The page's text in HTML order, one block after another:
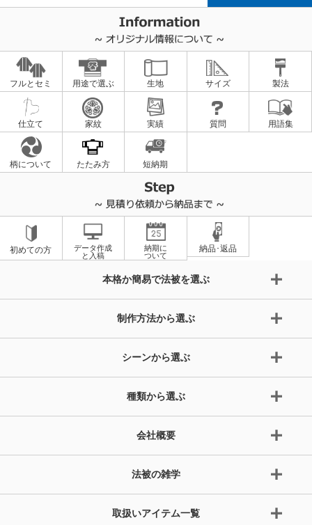
フルとセミ 用途で選ぶ 生地 サイズ 製法
仕立て 家紋 実績 質問 用語集
柄について たたみ方 短納期
初めての方
データ作成
と入稿
納期に
ついて
納品･返品
本格か簡易で法被を選ぶ
制作方法から選ぶ
シーンから選ぶ
種類から選ぶ
会社概要
法被の雑学
取扱いアイテム一覧